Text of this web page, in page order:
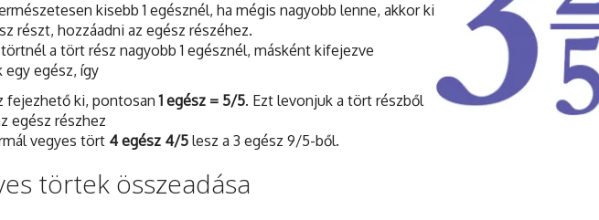
kisebb 1 egésznél, ha mégis nagyobb lenne, akkor ki
részt, hozzáadni az egész részéhez.
a tört rész nagyobb 1 egésznél, másként kifejezve
egész, így
fejezhető ki, pontosan1 egész = 5/5. Ezt levonjuk a tört részből
egész részhez
vegyes tört 4 egész 4/5 lesz a 3 egész 9/5-ből.
törtek összeadása